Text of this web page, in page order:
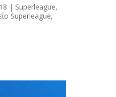
| Superleague,
Superleague,